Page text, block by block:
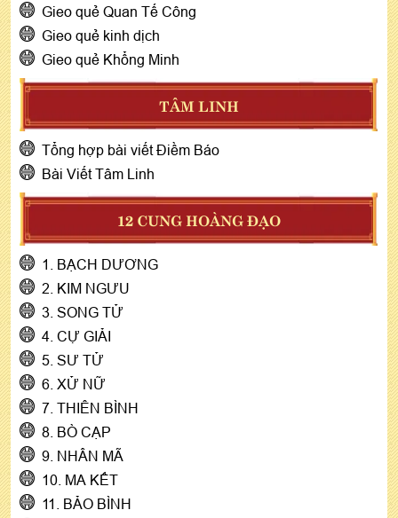
Gieo quẻ Quan Tế Công
Gieo quẻ kinh dịch
Gieo quẻ Khổng Minh
TÂM LINH
Tổng hợp bài viết Điềm Báo
Bài Viết Tâm Linh
12 CUNG HOÀNG ĐẠO
1. BẠCH DƯƠNG
2. KIM NGƯU
3. SONG TỬ
4. CỰ GIẢI
5. SƯ TỬ
6. XỬ NỮ
7. THIÊN BÌNH
8. BÒ CẠP
9. NHÂN MÃ
10. MA KẾT
11. BẢO BÌNH